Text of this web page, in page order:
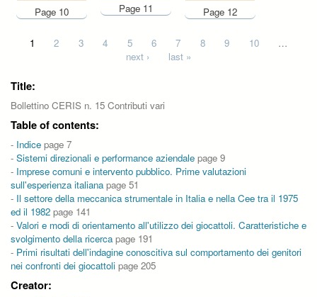
Page 10 Page 11 Page 12
Pages
1 2 3 4 5 6 7 8 9 10
…
next ›
last »
Title:
Bollettino CERIS n. 15 Contributi vari
Table of contents:
- Indice page 7
- Sistemi direzionali e performance aziendale page 9
- Imprese comuni e intervento pubblico. Prime valutazioni
sull'esperienza italianapage 51
- Il settore della meccanica strumentale in Italia e nella Cee tra il 1975
ed il 1982 page 141
- Valori e modi di orientamento all'utilizzo dei giocattoli. Caratteristiche e
svolgimento della ricercapage 191
- Primi risultati dell'indagine conoscitiva sul comportamento dei genitori
nei confronti dei giocattoli page 205
Creator: